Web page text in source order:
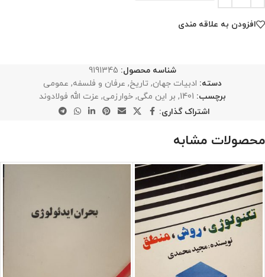
افزودن به علاقه مندی
شناسه محصول: 9191345
دسته: ادبیات جهان, تاریخ, عرفان و فلسفه, عمومی
برچسب: 1401
, بر این مگی, خوارزمی, عزت الله فولادوند
اشتراک گذاری:
محصولات مشابه